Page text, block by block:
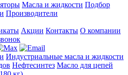
Масла и жидкости Подбор
Производители
Акции Контакты О компании
Индустриальные масла и жидкости
Нефтесинтез Масло для цепей